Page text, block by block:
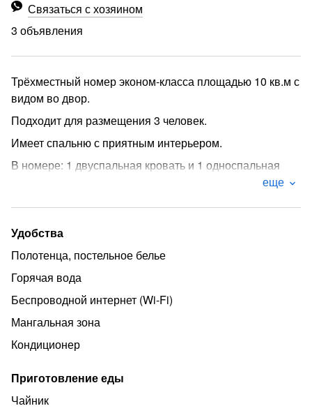
Связаться с хозяином
3 объявления
Трёхместный номер эконом-класса площадью 10 кв.м с
видом во двор.
Подходит для размещения 3 человек.
Имеет спальню с приятным интерьером.
В номере: 1 двуспальная кровать и 1 односпальная
Имеется кондиционер, шкаф, вешалка, зеркало,
Индивидуальная ванная комната: душ, раковина,
туалет.
В стоимость входит: постельное бельё, полотенца,
мыло.
WI-Fi бесплатно на всей территории.
Бесплатная частная парковка за территорией.
еще
Удобства
Полотенца, постельное белье
Горячая вода
Беспроводной интернет (Wi‑Fi)
Мангальная зона
Кондиционер
Приготовление еды
Чайник